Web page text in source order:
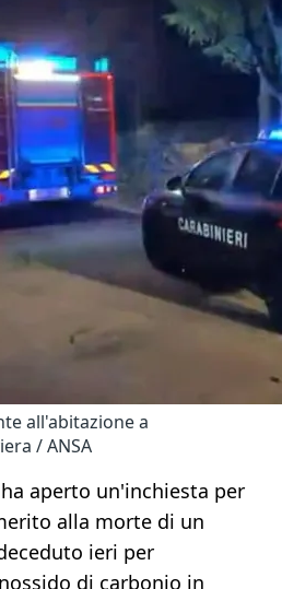
all'abitazione a
/ ANSA
aperto un'inchiesta per
alla morte di un
ieri per
di carbonio in